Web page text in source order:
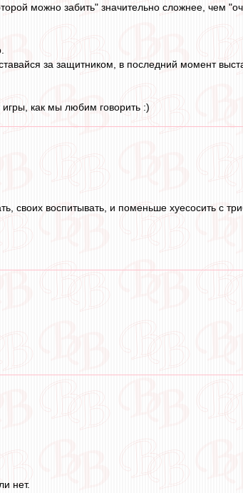
можно забить" значительно сложнее, чем
за защитником, в последний момент
как мы любим говорить :)
своих воспитывать, и поменьше хуесосить с
нет.